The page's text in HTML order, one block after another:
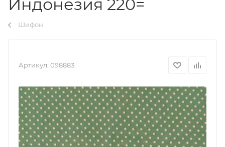
Индонезия 220=
Шифон
Артикул: 098883